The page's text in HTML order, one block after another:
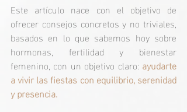
Este artículo nace con el objetivo de
ofrecer consejos concretos y no triviales,
basados en lo que sabemos hoy sobre
hormonas, fertilidad y bienestar
femenino, con un objetivo claro: ayudarte
a vivir las fiestas con equilibrio, serenidad
y presencia.